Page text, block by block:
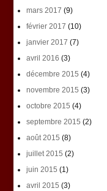
mars 2017 (9)
février 2017 (10)
janvier 2017 (7)
avril 2016 (3)
décembre 2015 (4)
novembre 2015 (3)
octobre 2015 (4)
septembre 2015 (2)
août 2015 (8)
juillet 2015 (2)
juin 2015 (1)
avril 2015 (3)